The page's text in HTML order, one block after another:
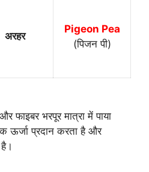
अरहर
Pigeon Pea
(पिजन पी)
फाइबर भरपूर मात्रा में पाया
ऊर्जा प्रदान करता है और